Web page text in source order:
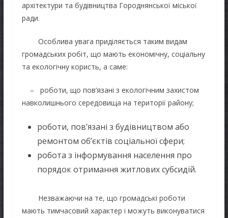
архітектури та будівництва Городнянської міської
ради.
Особлива увага приділяється таким видам
громадських робіт, що мають економічну, соціальну
та екологічну користь, а саме:
– роботи, що пов’язані з екологічним захистом
навколишнього середовища на території району;
роботи, пов’язані з будівництвом або
ремонтом об’єктів соціальної сфери;
робота з інформування населення про
порядок отримання житлових субсидій.
Незважаючи на те, що громадські роботи
мають тимчасовий характер і можуть виконуватися